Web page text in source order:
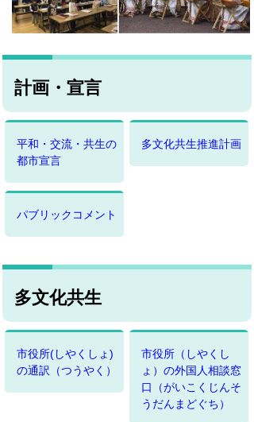
計画・宣言
平和・交流・共生の
都市宣言
多文化共生推進計画
パブリックコメント
多文化共生
市役所(しやくしょ)
の通訳（つうやく）
市役所（しやくし
ょ）の外国人相談窓
口（がいこくじんそ
うだんまどぐち）